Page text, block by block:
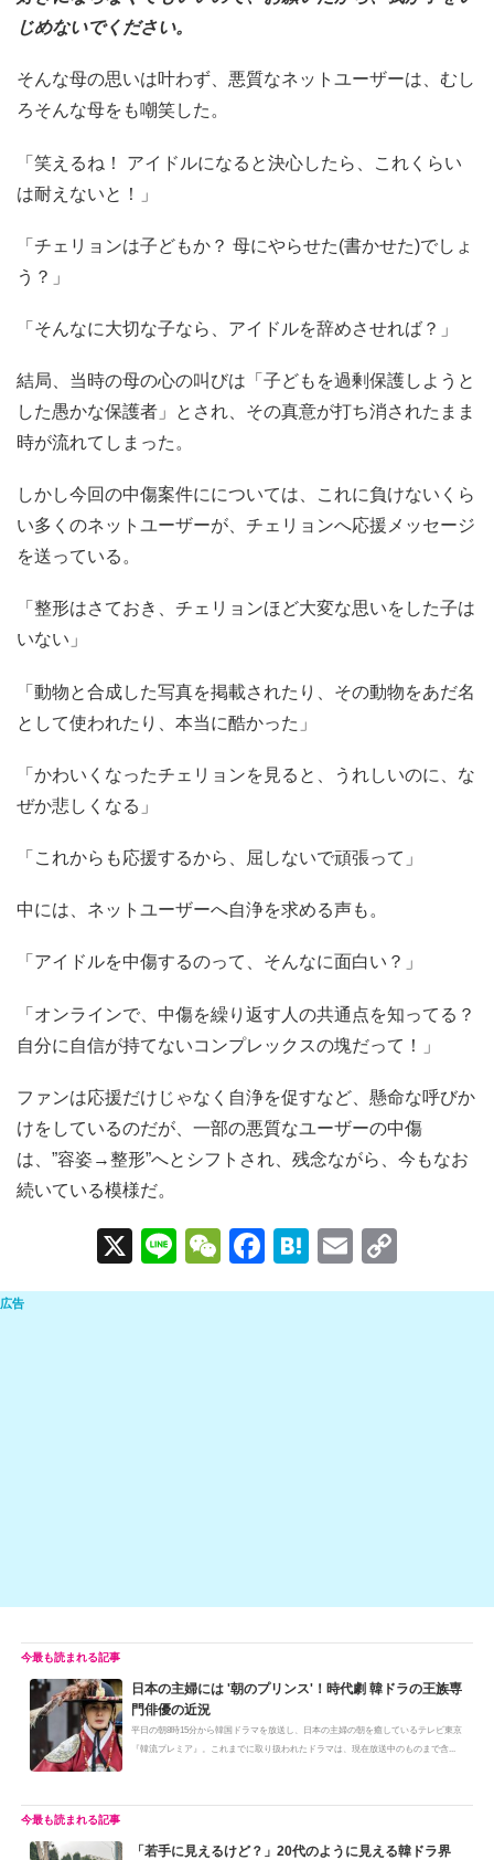
じめないでください。
そんな母の思いは叶わず、悪質なネットユーザーは、むし
ろそんな母をも嘲笑した。
「笑えるね！ アイドルになると決心したら、これくらい
は耐えないと！」
「チェリョンは子どもか？ 母にやらせた(書かせた)でしょ
う？」
「そんなに大切な子なら、アイドルを辞めさせれば？」
結局、当時の母の心の叫びは「子どもを過剰保護しようと
した愚かな保護者」とされ、その真意が打ち消されたまま
時が流れてしまった。
しかし今回の中傷案件にについては、これに負けないくら
い多くのネットユーザーが、チェリョンへ応援メッセージ
を送っている。
「整形はさておき、チェリョンほど大変な思いをした子は
いない」
「動物と合成した写真を掲載されたり、その動物をあだ名
として使われたり、本当に酷かった」
「かわいくなったチェリョンを見ると、うれしいのに、な
ぜか悲しくなる」
「これからも応援するから、屈しないで頑張って」
中には、ネットユーザーへ自浄を求める声も。
「アイドルを中傷するのって、そんなに面白い？」
「オンラインで、中傷を繰り返す人の共通点を知ってる？
自分に自信が持てないコンプレックスの塊だって！」
ファンは応援だけじゃなく自浄を促すなど、懸命な呼びか
けをしているのだが、一部の悪質なユーザーの中傷
は、”容姿→整形”へとシフトされ、残念ながら、今もなお
続いている模様だ。
X
Li
n
W
e
F
a
H
at
E
m o
日本の主婦には '朝のプリンス'！時代劇 韓ドラの王族専
門俳優の近況
平日の朝8時15分から韓国ドラマを放送し、日本の主婦の朝を癒しているテレビ東京
『韓流プレミア』。これまでに取り扱われたドラマは、現在放送中のものまで含...
「若手に見えるけど？」20代のように見える韓ドラ界